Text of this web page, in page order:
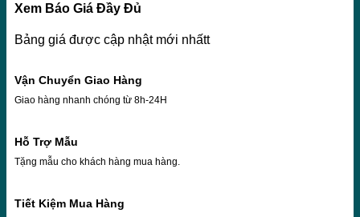
Xem Báo Giá Đầy Đủ
Bảng giá được cập nhật mới nhấtt
Vận Chuyển Giao Hàng
Giao hàng nhanh chóng từ 8h-24H
Hỗ Trợ Mẫu
Tặng mẫu cho khách hàng mua hàng.
Tiết Kiệm Mua Hàng